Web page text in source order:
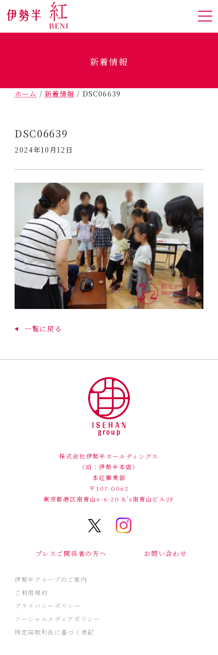
新着情報
ホーム /新着情報 / DSC06639
DSC06639
2024年10月12日
一覧に戻る
株式会社伊勢半ホールディングス
（旧：伊勢半本店）
本紅事業部
〒107-0062
東京都港区南青山6-6-20 K's南青山ビル2F
プレスご関係者の方へ お問い合わせ
伊勢半グループのご案内
ご利用規約
プライバシーポリシー
ソーシャルメディアポリシー
特定商取引法に基づく表記